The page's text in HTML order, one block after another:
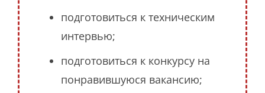
подготовиться к техническим
интервью;
подготовиться к конкурсу на
понравившуюся вакансию;